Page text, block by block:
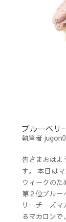
ブルーベリ
執筆者
皆さまおはよ
す。 本日は
ウィークの
第２位ブルー
リーチーズ
るマカロン